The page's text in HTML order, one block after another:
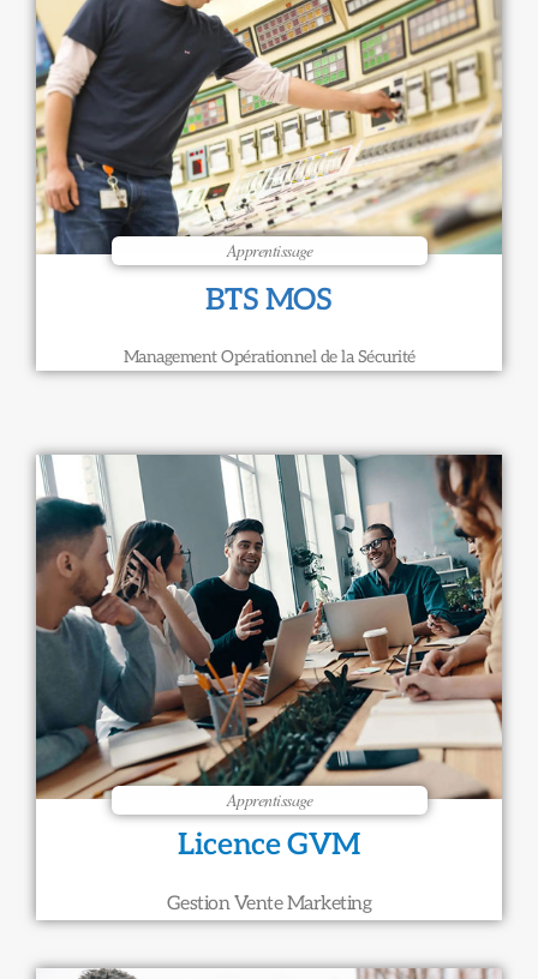
BTS MOS
Management Opérationnel de la Sécurité
Apprentissage
Licence GVM
Gestion Vente Marketing
Apprentissage